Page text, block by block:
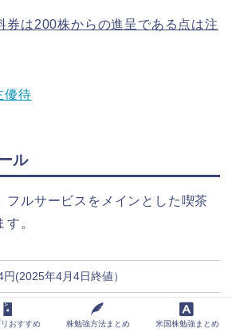
券は200株からの進呈である点は注
優待
ル
フルサービスをメインとした喫茶
。
円(2025年4月4日終値）
円＋手数料
おすすめ 株勉強方法まとめ 米国株勉強まとめ